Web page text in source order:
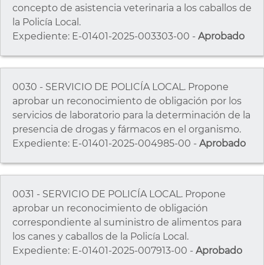
concepto de asistencia veterinaria a los caballos de
la Policía Local.
Expediente: E-01401-2025-003303-00 - Aprobado
0030 - SERVICIO DE POLICÍA LOCAL. Propone
aprobar un reconocimiento de obligación por los
servicios de laboratorio para la determinación de la
presencia de drogas y fármacos en el organismo.
Expediente: E-01401-2025-004985-00 - Aprobado
0031 - SERVICIO DE POLICÍA LOCAL. Propone
aprobar un reconocimiento de obligación
correspondiente al suministro de alimentos para
los canes y caballos de la Policía Local.
Expediente: E-01401-2025-007913-00 - Aprobado